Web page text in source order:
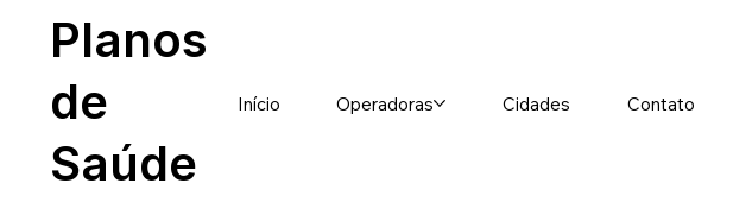
Planos
de
Saúde
Início Operadoras Cidades Contato